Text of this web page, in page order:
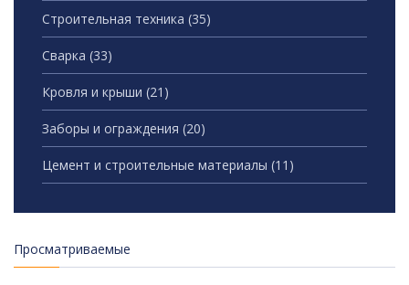
Строительная техника (35)
Сварка (33)
Кровля и крыши (21)
Заборы и ограждения (20)
Цемент и строительные материалы (11)
Просматриваемые